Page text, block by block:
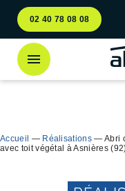
Aller
au
menu
Aller au
contenu
02 40 78 08 08
Accueil — Réalisations —Abri
avec toit végétal à Asnières